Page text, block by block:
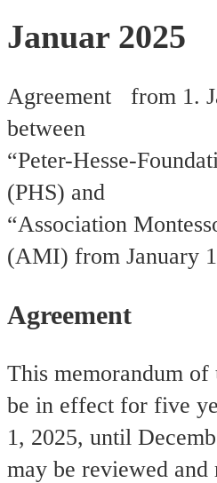
Januar 2025
Agreement from 1.
between
“Peter-Hesse-
(PHS) and
“Association
(AMI) from January
Agreement
This memorandum
be in effect for five
1, 2025, until
may be reviewed and